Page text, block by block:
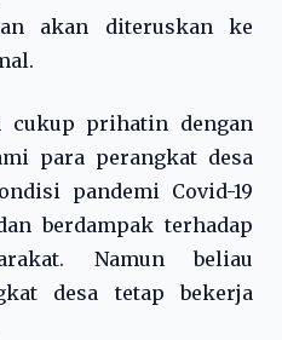
akan diteruskan ke
cukup prihatin dengan
para perangkat desa
pandemi Covid-19
berdampak terhadap
Namun beliau
desa tetap bekerja